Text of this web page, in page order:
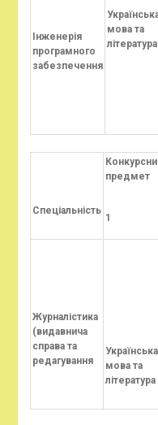
мова та
література
Інженерія
програмного
забезпечення
Спеціальність
предмет
1
Журналістика
(видавнича
справа та
редагування
Українська
мова та
література